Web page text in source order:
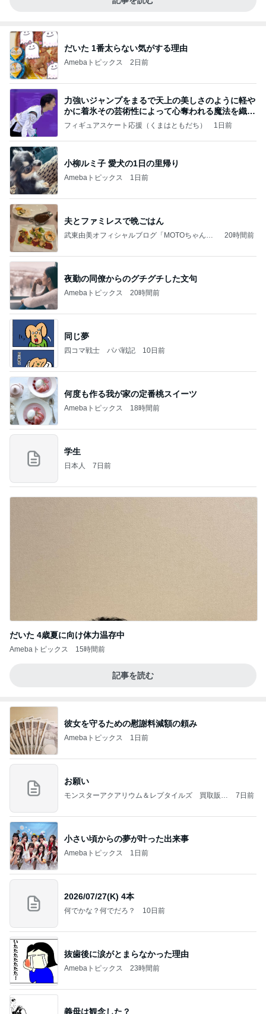
だいた 1番太らない気がする理由
Amebaトピックス 2日前
力強いジャンプをまるで天上の美しさのように軽や
かに着氷その芸術性によって心奪われる魔法を織り
なす
フィギュアスケート応援（くまはともだち） 1日前
小柳ルミ子 愛犬の1日の里帰り
Amebaトピックス 1日前
夫とファミレスで晩ごはん
武東由美オフィシャルブログ「MOTOちゃんと
20時間前
夜勤の同僚からのグチグチした文句
Amebaトピックス 20時間前
同じ夢
四コマ戦士 パパ戦記 10日前
何度も作る我が家の定番桃スイーツ
Amebaトピックス 18時間前
学生
日本人 7日前
だいた 4歳夏に向け体力温存中
Amebaトピックス 15時間前
記事を読む
彼女を守るための慰謝料減額の頼み
Amebaトピックス 1日前
お願い
モンスターアクアリウム＆レプタイルズ 買取販売
7日前
小さい頃からの夢が叶った出来事
Amebaトピックス 1日前
2026/07/27(K) 4本
何でかな？何でだろ？ 10日前
抜歯後に涙がとまらなかった理由
Amebaトピックス 23時間前
義母は観念した？